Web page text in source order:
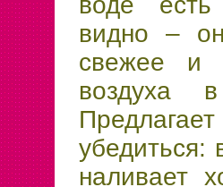
видно –
свежее и
воздуха
убедиться:
наливает